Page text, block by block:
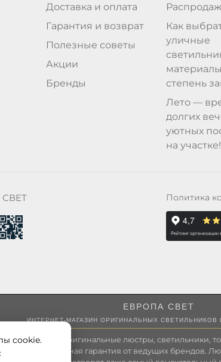
Доставка и оплата
Гарантия и возврат
Полезные советы
Акции
Бренды
Как
уличные
степень
Лето —
долгих
уютных
на участке!
СВЕТ Политика
ЕВРОПА СВЕТ
ИНТЕРНЕТ-МАГАЗИН ОРИГИНАЛЬНЫХ
в России оригинальные люстры, светильники,
Полноценная гарантия от ведущих брендов.
cookie.